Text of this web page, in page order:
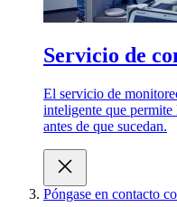
Servicio de
El servicio de
inteligente que
antes de que sucedan.
Póngase en contacto